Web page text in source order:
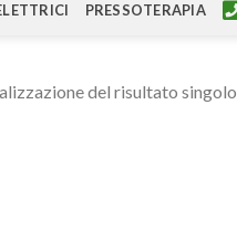
PRESSOTERAPIA
del risultato singolo